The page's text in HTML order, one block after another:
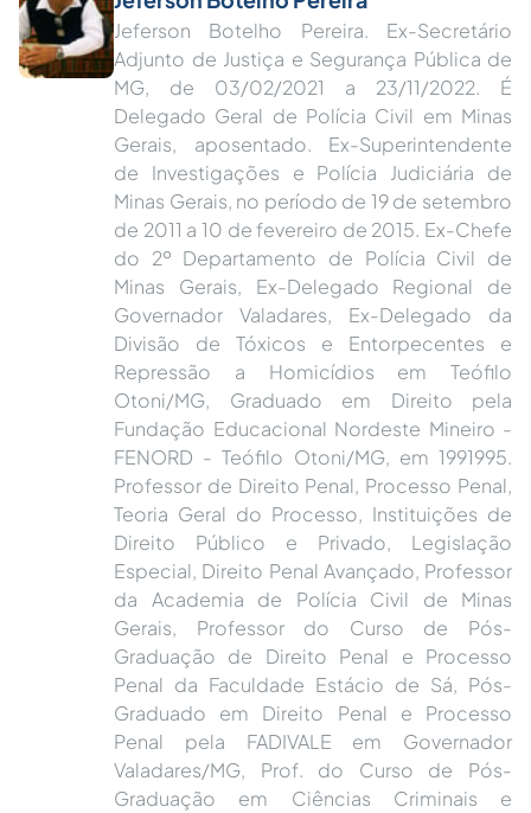
Jeferson Botelho Pereira. Ex-Secretário
Adjunto de Justiça e Segurança Pública de
MG, de 03/02/2021 a 23/11/2022. É
Delegado Geral de Polícia Civil em Minas
Gerais, aposentado. Ex-Superintendente
de Investigações e Polícia Judiciária de
Minas Gerais, no período de 19 de setembro
de 2011 a 10 de fevereiro de 2015. Ex-Chefe
do 2º Departamento de Polícia Civil de
Minas Gerais, Ex-Delegado Regional de
Governador Valadares, Ex-Delegado da
Divisão de Tóxicos e Entorpecentes e
Repressão a Homicídios em Teófilo
Otoni/MG, Graduado em Direito pela
Fundação Educacional Nordeste Mineiro -
FENORD - Teófilo Otoni/MG, em 1991995.
Professor de Direito Penal, Processo Penal,
Teoria Geral do Processo, Instituições de
Direito Público e Privado, Legislação
Especial, Direito Penal Avançado, Professor
da Academia de Polícia Civil de Minas
Gerais, Professor do Curso de Pós-
Graduação de Direito Penal e Processo
Penal da Faculdade Estácio de Sá, Pós-
Graduado em Direito Penal e Processo
Penal pela FADIVALE em Governador
Valadares/MG, Prof. do Curso de Pós-
Graduação em Ciências Criminais e